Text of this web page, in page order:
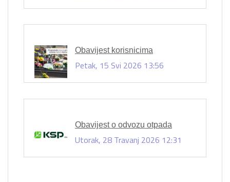
Obavijest korisnicima
Petak, 15 Svi 2026 13:56
Obavijest o odvozu otpada
Utorak, 28 Travanj 2026 12:31